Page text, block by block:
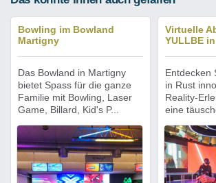
Bowling im Bowland
Martigny
Das Bowland in Martigny
bietet Spass für die ganze
Familie mit Bowling, Laser
Game, Billard, Kid's P...
Virtuelle
YULLBE
Entdecken
in Rust
Reality-
eine